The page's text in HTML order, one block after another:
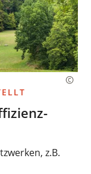
z.B.